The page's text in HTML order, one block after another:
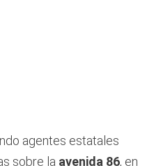
agentes estatales
sobre la avenida 86, en